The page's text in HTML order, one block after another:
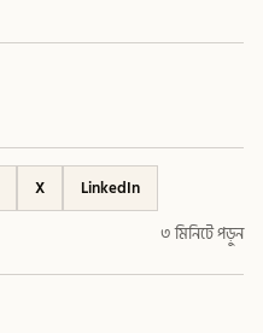
X
LinkedIn
৩ মিনিটে পড়ুন